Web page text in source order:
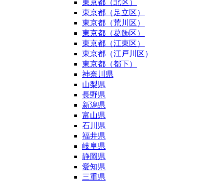
東京都（北区）
東京都（足立区）
東京都（荒川区）
東京都（葛飾区）
東京都（江東区）
東京都（江戸川区）
東京都（都下）
神奈川県
山梨県
長野県
新潟県
富山県
石川県
福井県
岐阜県
静岡県
愛知県
三重県